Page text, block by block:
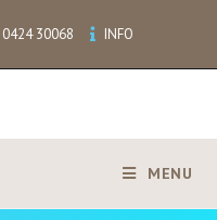
0424 30068 INFO
MENU